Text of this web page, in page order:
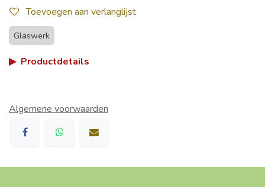
Toevoegen aan verlanglijst
Glaswerk
▶ Productdetails
Algemene voorwaarden